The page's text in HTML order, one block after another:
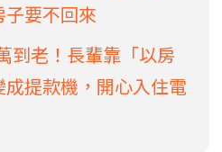
要不回來
到老！長輩靠「以房
提款機，開心入住電